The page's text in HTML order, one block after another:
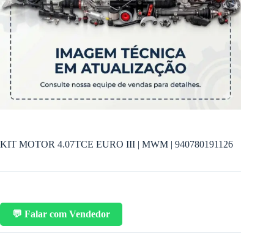
KIT MOTOR 4.07TCE EURO III | MWM | 940780191126
💬 Falar com Vendedor